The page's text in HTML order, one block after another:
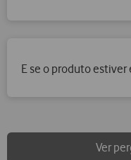
E se o produto estiver
Ver